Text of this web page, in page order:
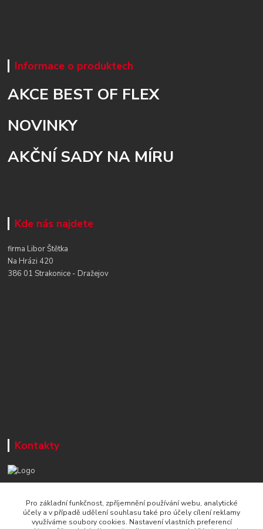
Informace o produktech
AKCE BEST OF FLEX
NOVINKY
AKČNÍ SADY NA MÍRU
Kde nás najdete
firma Libor Štětka
Na Hrázi 420
386 01 Strakonice - Dražejov
Kontakty
Po-Čt, 8-16 hod./ Pá 8-13 hod.
info@naradi-stetka.cz
Pro základní funkčnost, zpříjemnění používání webu, analytické
účely a v případě udělení souhlasu také pro účely cílení reklamy
využíváme soubory cookies. Nastavení vlastních preferencí